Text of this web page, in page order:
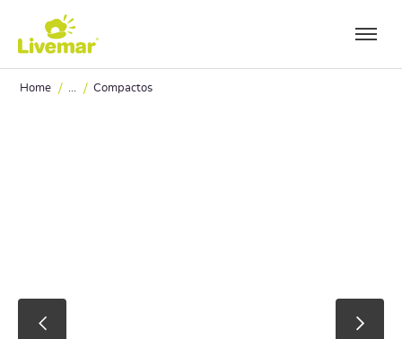
Ir a contenido principal
Home / ... / Compactos